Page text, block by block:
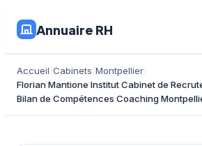
Annuaire RH
Accueil Cabinets Montpellier
Florian Mantione Institut Cabinet de
Bilan de Compétences Coaching